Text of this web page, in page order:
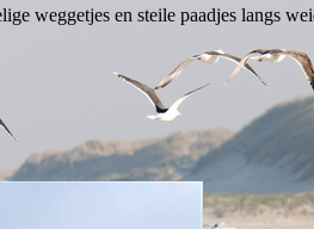
weggetjes en steile paadjes langs